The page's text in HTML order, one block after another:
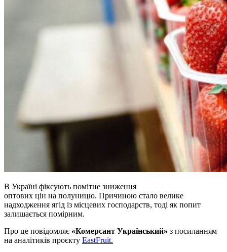
В Україні фіксують помітне зниження
оптових цін на полуницю. Причиною стало велике
надходження ягід із місцевих господарств, тоді як попит
залишається помірним.
Про це повідомляє «Комерсант Український» з посиланням
на аналітиків проєкту EastFruit.